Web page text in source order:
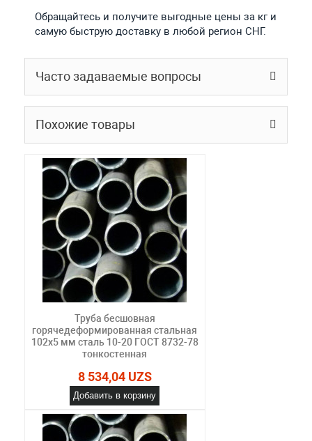
Обращайтесь и получите выгодные цены за кг и
самую быструю доставку в любой регион СНГ.
Часто задаваемые вопросы
Похожие товары
Труба бесшовная
горячедеформированная стальная
102х5 мм сталь 10-20 ГОСТ 8732-78
тонкостенная
8 534,04 UZS
Добавить в корзину